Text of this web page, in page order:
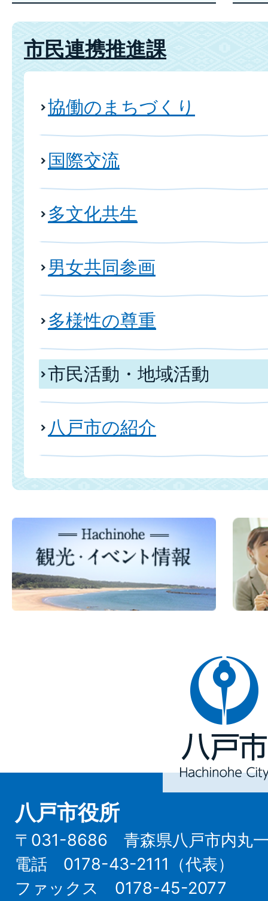
市民連携推進課
協働のまちづくり
国際交流
多文化共生
男女共同参画
多様性の尊重
市民活動・地域活動
八戸市の紹介
八
戸
市
Hachinohe
City
八戸市役所
〒031-8686 青森県八戸市内丸一
電話 0178-43-2111（代表）
ファックス 0178-45-2077